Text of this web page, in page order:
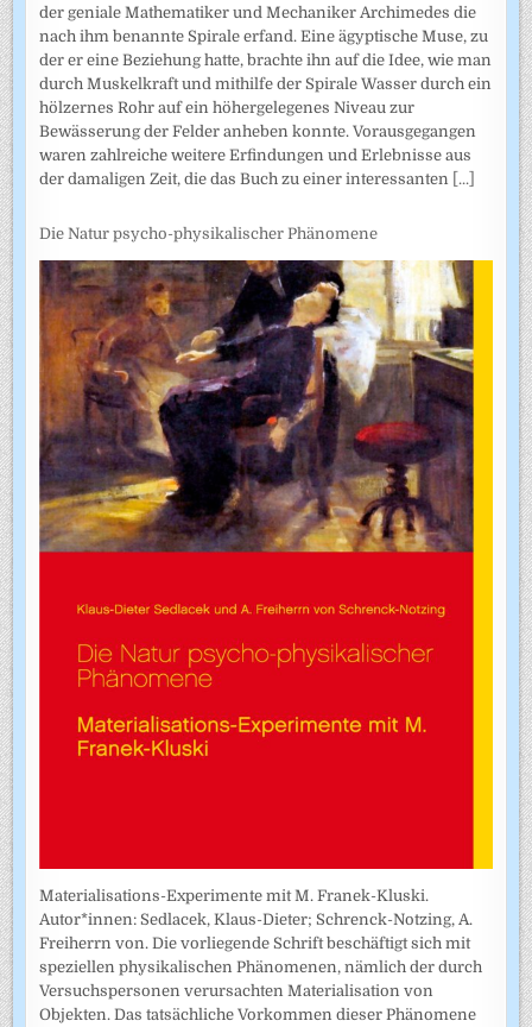
der geniale Mathematiker und Mechaniker Archimedes die
nach ihm benannte Spirale erfand. Eine ägyptische Muse, zu
der er eine Beziehung hatte, brachte ihn auf die Idee, wie man
durch Muskelkraft und mithilfe der Spirale Wasser durch ein
hölzernes Rohr auf ein höhergelegenes Niveau zur
Bewässerung der Felder anheben konnte. Vorausgegangen
waren zahlreiche weitere Erfindungen und Erlebnisse aus
der damaligen Zeit, die das Buch zu einer interessanten [...]
Die Natur psycho-physikalischer Phänomene
Materialisations-Experimente mit M. Franek-Kluski.
Autor*innen: Sedlacek, Klaus-Dieter; Schrenck-Notzing, A.
Freiherrn von. Die vorliegende Schrift beschäftigt sich mit
speziellen physikalischen Phänomenen, nämlich der durch
Versuchspersonen verursachten Materialisation von
Objekten. Das tatsächliche Vorkommen dieser Phänomene